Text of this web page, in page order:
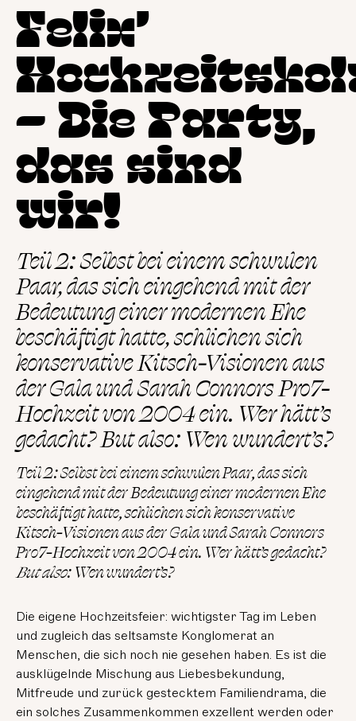
Felix’
– Die Party,
das sind
wir!
Teil 2: Selbst bei einem schwulen
Paar, das sich eingehend mit der
Bedeutung einer modernen Ehe
beschäftigt hatte, schlichen sich
konservative Kitsch-Visionen aus
der Gala und Sarah Connors Pro7-
Hochzeit von 2004 ein. Wer hätt’s
gedacht? But also: Wen wundert’s?
Teil 2: Selbst bei einem schwulen Paar, das sich
eingehend mit der Bedeutung einer modernen Ehe
beschäftigt hatte, schlichen sich konservative
Kitsch-Visionen aus der Gala und Sarah Connors
Pro7-Hochzeit von 2004 ein. Wer hätt’s gedacht?
But also: Wen wundert’s?
Die eigene Hochzeitsfeier: wichtigster Tag im Leben
und zugleich das seltsamste Konglomerat an
Menschen, die sich noch nie gesehen haben. Es ist die
ausklügelnde Mischung aus Liebesbekundung,
Mitfreude und zurück gestecktem Familiendrama, die
ein solches Zusammenkommen exzellent werden oder